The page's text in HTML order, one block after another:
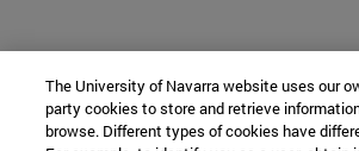
The University of Navarra website uses our
party cookies to store and retrieve
browse. Different types of cookies have